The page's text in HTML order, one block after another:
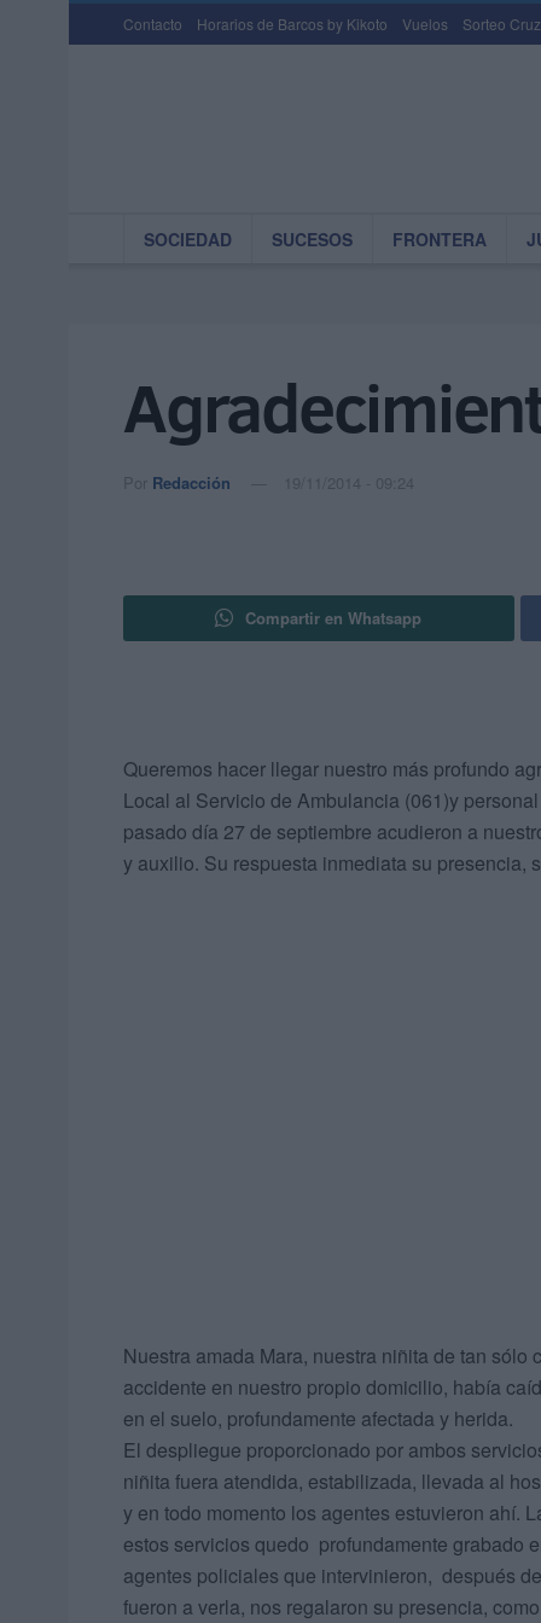
Contacto Horarios de Barcos by Kikoto Vuelos Sorteo
SOCIEDAD SUCESOS FRONTERA
Por Redacción 19/11/2014 - 09:24
Compartir en Whatsapp
Queremos hacer llegar nuestro más profundo
Local al Servicio de Ambulancia (061)y
pasado día 27 de septiembre acudieron a
y auxilio. Su respuesta inmediata su presencia,
Nuestra amada Mara, nuestra niñita de tan
accidente en nuestro propio domicilio, había
en el suelo, profundamente afectada y herida.
El despliegue proporcionado por ambos
niñita fuera atendida, estabilizada, llevada al
y en todo momento los agentes estuvieron ahí.
estos servicios quedo profundamente grabado
agentes policiales que intervinieron, después
fueron a verla, nos regalaron su presencia,